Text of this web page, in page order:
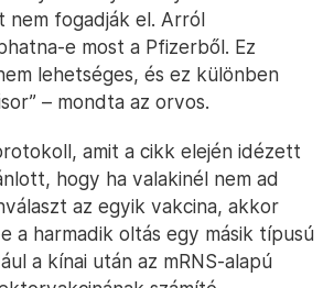
nem fogadják el. Arról
e most a Pfizerből. Ez
lehetséges, és ez különben
– mondta az orvos.
amit a cikk elején idézett
hogy ha valakinél nem ad
az egyik vakcina, akkor
a harmadik oltás egy másik típusú
a kínai után az mRNS-alapú